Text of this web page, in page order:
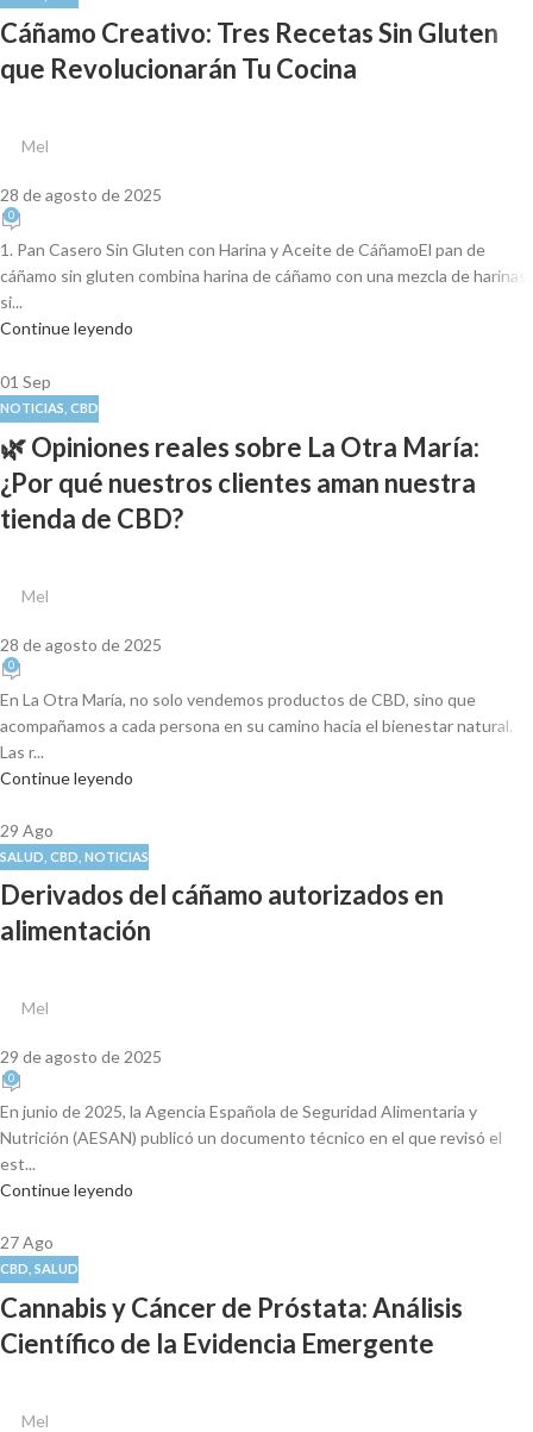
Cáñamo Creativo: Tres Recetas Sin Gluten
que Revolucionarán Tu Cocina
Mel
28 de agosto de 2025
0
1. Pan Casero Sin Gluten con Harina y Aceite de CáñamoEl pan de
cáñamo sin gluten combina harina de cáñamo con una mezcla de harinas
si...
Continue leyendo
01 Sep
NOTICIAS CBD
🌿 Opiniones reales sobre La Otra María:
¿Por qué nuestros clientes aman nuestra
tienda de CBD?
Mel
28 de agosto de 2025
0
En La Otra María, no solo vendemos productos de CBD, sino que
acompañamos a cada persona en su camino hacia el bienestar natural.
Las r...
Continue leyendo
29 Ago
SALUD CBD NOTICIAS
Derivados del cáñamo autorizados en
alimentación
Mel
29 de agosto de 2025
0
En junio de 2025, la Agencia Española de Seguridad Alimentaria y
Nutrición (AESAN) publicó un documento técnico en el que revisó el
est...
Continue leyendo
27Ago
CBD SALUD
Cannabis y Cáncer de Próstata: Análisis
Científico de la Evidencia Emergente
Mel